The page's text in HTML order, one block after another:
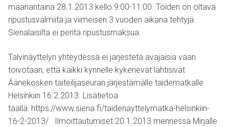
maanantaina 28.1.2013 kello 9:00-11:00. Töiden on oltava
ripustusvalmiita ja viimeisen 3 vuoden aikana tehtyjä.
Sienalaisilta ei peritä ripustusmaksua.
Talvinäyttelyn yhteydessä ei järjestetä avajaisia vaan
toivotaan, että kaikki kynnelle kykenevät lähtisivät
Äänekosken taiteilijaseuran järjestämälle taidematkalle
Helsinkiin 16.2.2013. Lisätietoa
täällä: https://www.siena.fi/taidenayttelymatka-helsinkiin-
16-2-2013/ Ilmoittautumiset 20.1.2013 mennessä Mirjalle